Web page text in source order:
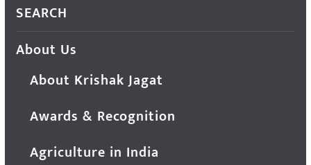
SEARCH
About Us
About Krishak Jagat
Awards & Recognition
Agriculture in India